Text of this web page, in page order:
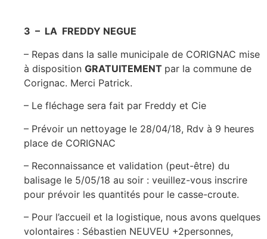
3 – LA FREDDY NEGUE
– Repas dans la salle municipale de CORIGNAC mise
à disposition GRATUITEMENT par la commune de
Corignac. Merci Patrick.
– Le fléchage sera fait par Freddy et Cie
– Prévoir un nettoyage le 28/04/18, Rdv à 9 heures
place de CORIGNAC
– Reconnaissance et validation (peut-être) du
balisage le 5/05/18 au soir : veuillez-vous inscrire
pour prévoir les quantités pour le casse-croute.
– Pour l’accueil et la logistique, nous avons quelques
volontaires : Sébastien NEUVEU +2personnes,